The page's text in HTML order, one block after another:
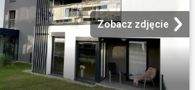
Zobacz zdjęcie